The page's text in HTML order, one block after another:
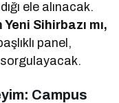
ele alınacak.
Sihirbazı mı,
panel,
sorgulayacak.
Campus